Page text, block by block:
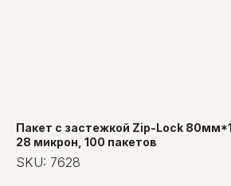
Пакет с застежкой Zip-Lock
28 микрон, 100 пакетов
SKU: 7628